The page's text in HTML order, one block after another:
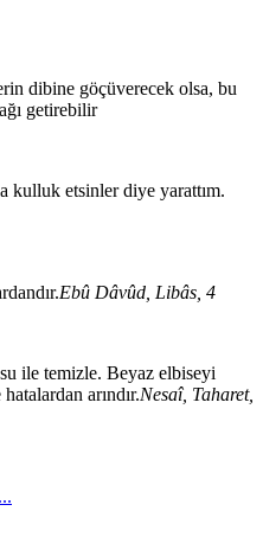
dibine göçüverecek olsa, bu
getirebilir
kulluk etsinler diye yarattım.
Ebû Dâvûd, Libâs, 4
ile temizle. Beyaz elbiseyi
arındır.Nesaî, Taharet,